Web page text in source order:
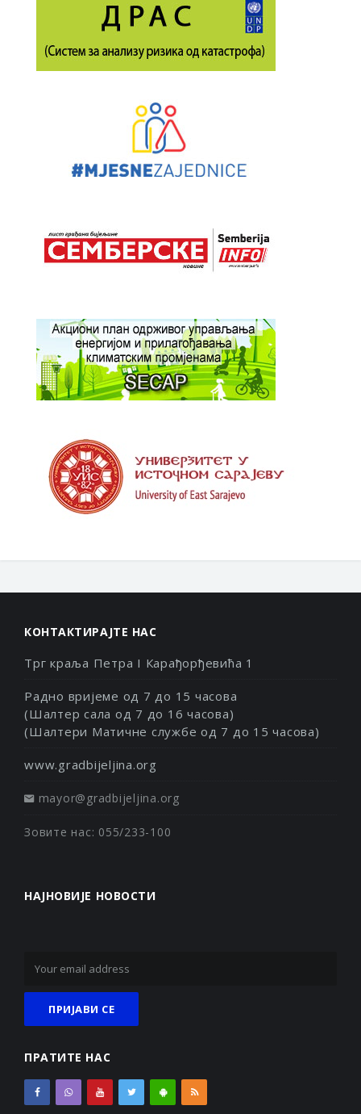
КОНТАКТИРАЈТЕ НАС
Трг краља Петра I Карађорђевића 1
Радно вријеме од 7 до 15 часова
(Шалтер сала од 7 до 16 часова)
(Шалтери Матичне службе од 7 до 15 часова)
www.gradbijeljina.org
mayor@gradbijeljina.org
Зовите нас: 055/233-100
НАЈНОВИЈЕ НОВОСТИ
ПРАТИТЕ НАС